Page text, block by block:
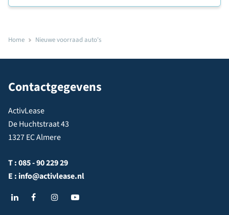
Home Nieuwe voorraad auto's
Contactgegevens
ActivLease
De Huchtstraat 43
1327 EC Almere
T :085 - 90 229 29
E : info@activlease.nl